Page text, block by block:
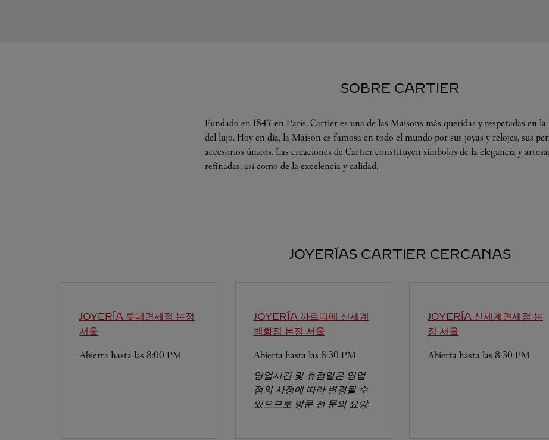
SOBRE CARTIER
Fundado en 1847 en París, Cartier es una de las Maisons más queridas y respetadas en
del lujo. Hoy en día, la Maison es famosa en todo el mundo por sus joyas y relojes, sus
accesorios únicos. Las creaciones de Cartier constituyen símbolos de la elegancia y
refinadas, así como de la excelencia y calidad.
JOYERÍAS CARTIER CERCANAS
JOYERÍA 롯데면세점 본점
서울
Abierta hasta las 8:00 PM
JOYERÍA 까르띠에 신세계
백화점 본점 서울
Abierta hasta las 8:30 PM
영업시간 및 휴점일은 영업
점의 사정에 따라 변경될 수
있으므로 방문 전 문의 요망.
JOYERÍA 신세계면세점 본
점 서울
Abierta hasta las 8:30 PM